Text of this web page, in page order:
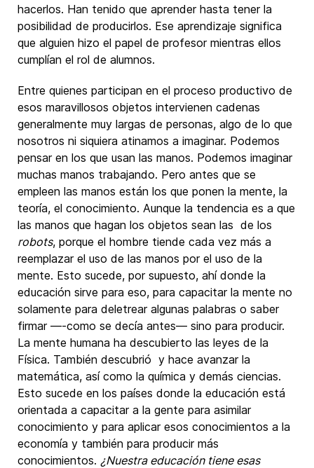
hacerlos. Han tenido que aprender hasta tener la
posibilidad de producirlos. Ese aprendizaje significa
que alguien hizo el papel de profesor mientras ellos
cumplían el rol de alumnos.
Entre quienes participan en el proceso productivo de
esos maravillosos objetos intervienen cadenas
generalmente muy largas de personas, algo de lo que
nosotros ni siquiera atinamos a imaginar. Podemos
pensar en los que usan las manos. Podemos imaginar
muchas manos trabajando. Pero antes que se
empleen las manos están los que ponen la mente, la
teoría, el conocimiento. Aunque la tendencia es a que
las manos que hagan los objetos sean las de los
robots, porque el hombre tiende cada vez más a
reemplazar el uso de las manos por el uso de la
mente. Esto sucede, por supuesto, ahí donde la
educación sirve para eso, para capacitar la mente no
solamente para deletrear algunas palabras o saber
firmar —-como se decía antes— sino para producir.
La mente humana ha descubierto las leyes de la
Física. También descubrió y hace avanzar la
matemática, así como la química y demás ciencias.
Esto sucede en los países donde la educación está
orientada a capacitar a la gente para asimilar
conocimiento y para aplicar esos conocimientos a la
economía y también para producir más
conocimientos. ¿Nuestra educación tiene esas